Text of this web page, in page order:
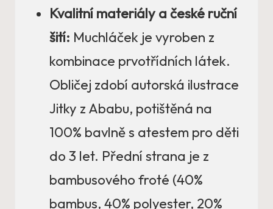
Kvalitní materiály a české ruční
šití: Muchláček je vyroben z
kombinace prvotřídních látek.
Obličej zdobí autorská ilustrace
Jitky z Ababu, potištěná na
100% bavlně s atestem pro děti
do 3 let. Přední strana je z
bambusového froté (40%
bambus, 40% polyester, 20%